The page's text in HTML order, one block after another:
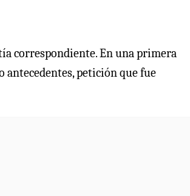
correspondiente. En una primera
petición que fue